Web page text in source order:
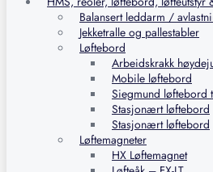
Balansert leddarm /
Jekketralle og pallestabler
Løftebord
Arbeidskrakk
Mobile løftebord
Siegmund løftebord
Stasjonært løftebord
Stasjonært løftebord
Løftemagneter
HX Løftemagnet